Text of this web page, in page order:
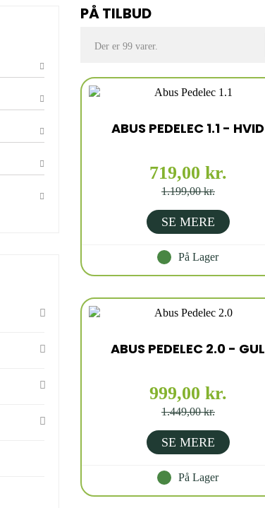
PÅ TILBUD
Der er 99 varer.
ABUS PEDELEC 1.1 - HVID
719,00 kr.
1.199,00 kr.
SE MERE
På Lager
ABUS PEDELEC 2.0 - GUL
999,00 kr.
1.449,00 kr.
SE MERE
På Lager